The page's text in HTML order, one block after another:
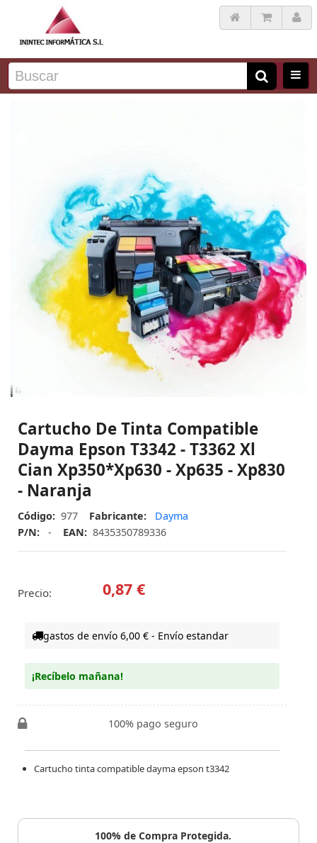
Cartucho De Tinta Compatible
Dayma Epson T3342 - T3362 Xl
Cian Xp350*xp630 - Xp635 - Xp830
- Naranja
Código: 977 Fabricante:
Dayma
P/N:
- EAN: 8435350789336
Precio: 0,87 €
gastos de envío 6,00 € - Envío estandar
¡Recíbelo mañana!
100% pago seguro
Cartucho tinta compatible dayma epson t3342
100% de Compra Protegida.